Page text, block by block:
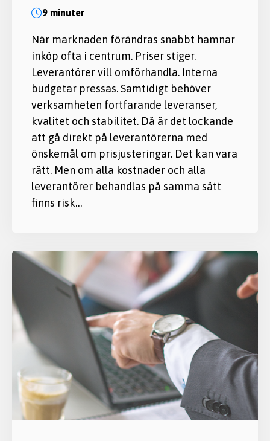
9 minuter
När marknaden förändras snabbt hamnar
inköp ofta i centrum. Priser stiger.
Leverantörer vill omförhandla. Interna
budgetar pressas. Samtidigt behöver
verksamheten fortfarande leveranser,
kvalitet och stabilitet. Då är det lockande
att gå direkt på leverantörerna med
önskemål om prisjusteringar. Det kan vara
rätt. Men om alla kostnader och alla
leverantörer behandlas på samma sätt
finns risk…